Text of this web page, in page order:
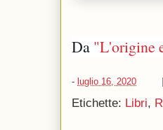
Da "L'origine
- luglio 16, 2020
Etichette: Libri,